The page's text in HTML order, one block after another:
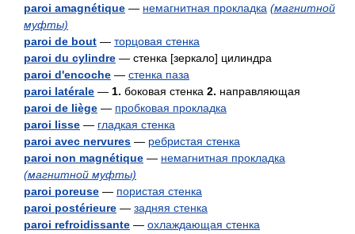
paroi amagnétique — немагнитная прокладка (магнитной
муфты)
paroi de bout — торцовая стенка
paroi du cylindre — стенка [зеркало] цилиндра
paroi d'encoche — стенка паза
paroi latérale — 1. боковая стенка 2. направляющая
paroi de liège — пробковая прокладка
paroi lisse — гладкая стенка
paroi avec nervures — ребристая стенка
paroi non magnétique — немагнитная прокладка
(магнитной муфты)
paroi poreuse — пористая стенка
paroi postérieure — задняя стенка
paroi refroidissante — охлаждающая стенка